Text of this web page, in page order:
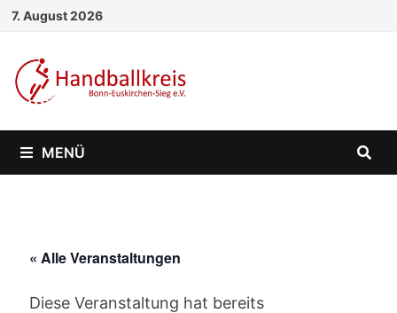
Zum
springen
7. August 2026
MENÜ
« Alle Veranstaltungen
Diese Veranstaltung hat bereits